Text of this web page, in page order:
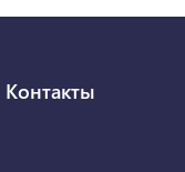
Контакты